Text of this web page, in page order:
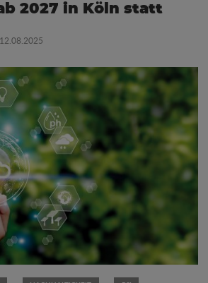
2027 in Köln statt